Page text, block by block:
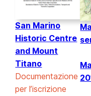
San Marino
Historic Centre
and Mount
Titano
Documentazione
per l’iscrizione